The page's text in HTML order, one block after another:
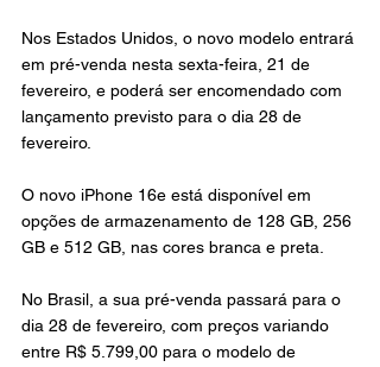
Nos Estados Unidos, o novo modelo entrará
em pré-venda nesta sexta-feira, 21 de
fevereiro, e poderá ser encomendado com
lançamento previsto para o dia 28 de
fevereiro.
O novo iPhone 16e está disponível em
opções de armazenamento de 128 GB, 256
GB e 512 GB, nas cores branca e preta.
No Brasil, a sua pré-venda passará para o
dia 28 de fevereiro, com preços variando
entre R$ 5.799,00 para o modelo de